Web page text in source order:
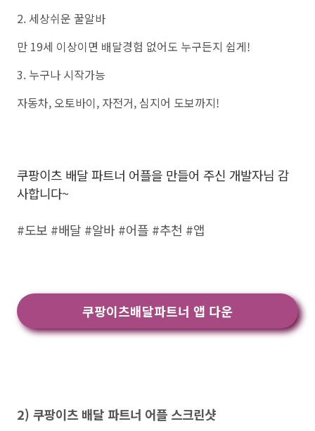
2. 세상쉬운 꿀알바
만 19세 이상이면 배달경험 없어도 누구든지 쉽게!
3. 누구나 시작가능
자동차, 오토바이, 자전거, 심지어 도보까지!
쿠팡이츠 배달 파트너 어플을 만들어 주신 개발자님 감
사합니다~
#도보 #배달 #알바 #어플 #추천 #앱
쿠팡이츠배달파트너 앱 다운
2) 쿠팡이츠 배달 파트너 어플 스크린샷